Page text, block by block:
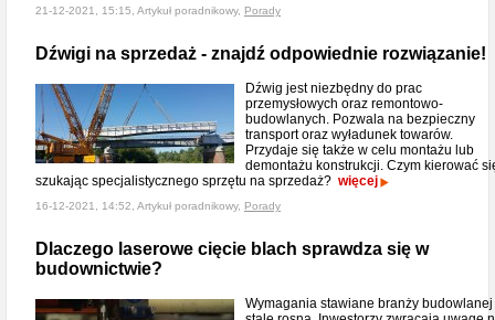
21-12-2021, 15:15, Artykuł poradnikowy, Porady
Dźwigi na sprzedaż - znajdź odpowiednie rozwiązanie!
Dźwig jest niezbędny do prac
przemysłowych oraz remontowo-
budowlanych. Pozwala na bezpieczny
transport oraz wyładunek towarów.
Przydaje się także w celu montażu lub
demontażu konstrukcji. Czym kierować
szukając specjalistycznego sprzętu na sprzedaż? więcej
16-12-2021, 14:52, Artykuł poradnikowy, Porady
Dlaczego laserowe cięcie blach sprawdza się w
budownictwie?
Wymagania stawiane branży budowlanej